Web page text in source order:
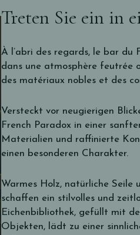
Treten Sie ein in
À l’abri des regards, le bar du
dans une atmosphère feutrée
des matériaux nobles et des
Versteckt vor neugierigen
French Paradox in einer
Materialien und raffinierte
einen besonderen Charakter.
Warmes Holz, natürliche
schaffen ein stilvolles und
Eichenbibliothek, gefüllt mit
Objekten, lädt zu einer